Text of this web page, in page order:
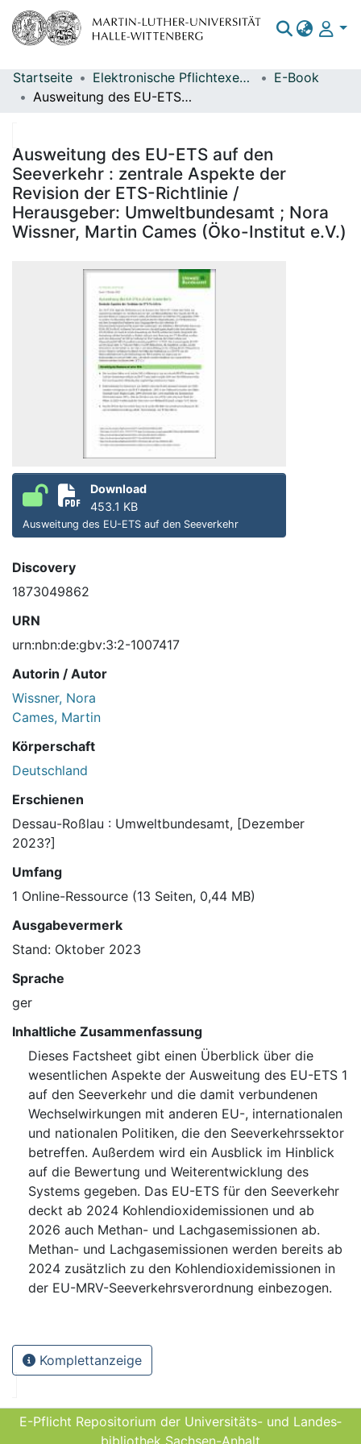
Bereiche & Sammlungen
Statistiken
Startseite Elektronische Pflichtexemplare
E-Book
Ausweitung des EU-ETS auf den Seeverkehr : zentrale Aspekte der Revision der ETS-Richtlinie / Herausgeber: Umweltbundesamt ; Nora Wissner, Martin Cames (Öko-Institut e.V.)
Ausweitung des EU-ETS auf den
Seeverkehr : zentrale Aspekte der
Revision der ETS-Richtlinie /
Herausgeber: Umweltbundesamt ; Nora
Wissner, Martin Cames (Öko-Institut e.V.)
Download
453.1 KB
Ausweitung des EU-ETS auf den Seeverkehr
Discovery
1873049862
URN
urn:nbn:de:gbv:3:2-1007417
Autorin / Autor
Wissner, Nora
Cames, Martin
Körperschaft
Deutschland
Erschienen
Dessau-Roßlau : Umweltbundesamt, [Dezember
2023?]
Umfang
1 Online-Ressource (13 Seiten, 0,44 MB)
Ausgabevermerk
Stand: Oktober 2023
Sprache
ger
Inhaltliche Zusammenfassung
Dieses Factsheet gibt einen Überblick über die
wesentlichen Aspekte der Ausweitung des EU-ETS 1
auf den Seeverkehr und die damit verbundenen
Wechselwirkungen mit anderen EU-, internationalen
und nationalen Politiken, die den Seeverkehrssektor
betreffen. Außerdem wird ein Ausblick im Hinblick
auf die Bewertung und Weiterentwicklung des
Systems gegeben. Das EU-ETS für den Seeverkehr
deckt ab 2024 Kohlendioxidemissionen und ab
2026 auch Methan- und Lachgasemissionen ab.
Methan- und Lachgasemissionen werden bereits ab
2024 zusätzlich zu den Kohlendioxidemissionen in
der EU-MRV-Seeverkehrsverordnung einbezogen.
Komplettanzeige
E-Pflicht Repositorium der Universitäts- und Landes­